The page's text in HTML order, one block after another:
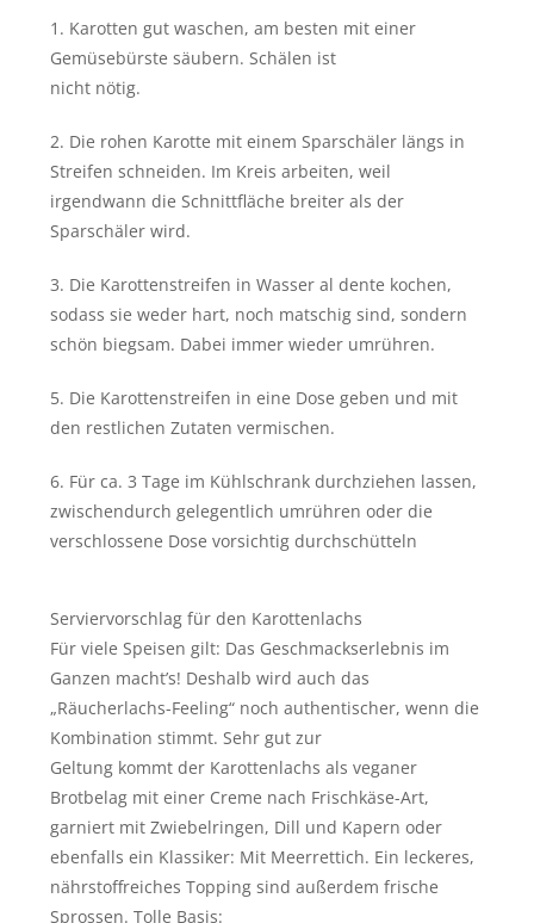
1. Karotten gut waschen, am besten mit einer
Gemüsebürste säubern. Schälen ist
nicht nötig.
2. Die rohen Karotte mit einem Sparschäler längs in
Streifen schneiden. Im Kreis arbeiten, weil
irgendwann die Schnittfläche breiter als der
Sparschäler wird.
3. Die Karottenstreifen in Wasser al dente kochen,
sodass sie weder hart, noch matschig sind, sondern
schön biegsam. Dabei immer wieder umrühren.
5. Die Karottenstreifen in eine Dose geben und mit
den restlichen Zutaten vermischen.
6. Für ca. 3 Tage im Kühlschrank durchziehen lassen,
zwischendurch gelegentlich umrühren oder die
verschlossene Dose vorsichtig durchschütteln
Serviervorschlag für den Karottenlachs
Für viele Speisen gilt: Das Geschmackserlebnis im
Ganzen macht’s! Deshalb wird auch das
„Räucherlachs-Feeling“ noch authentischer, wenn die
Kombination stimmt. Sehr gut zur
Geltung kommt der Karottenlachs als veganer
Brotbelag mit einer Creme nach Frischkäse-Art,
garniert mit Zwiebelringen, Dill und Kapern oder
ebenfalls ein Klassiker: Mit Meerrettich. Ein leckeres,
nährstoffreiches Topping sind außerdem frische
Sprossen. Tolle Basis: